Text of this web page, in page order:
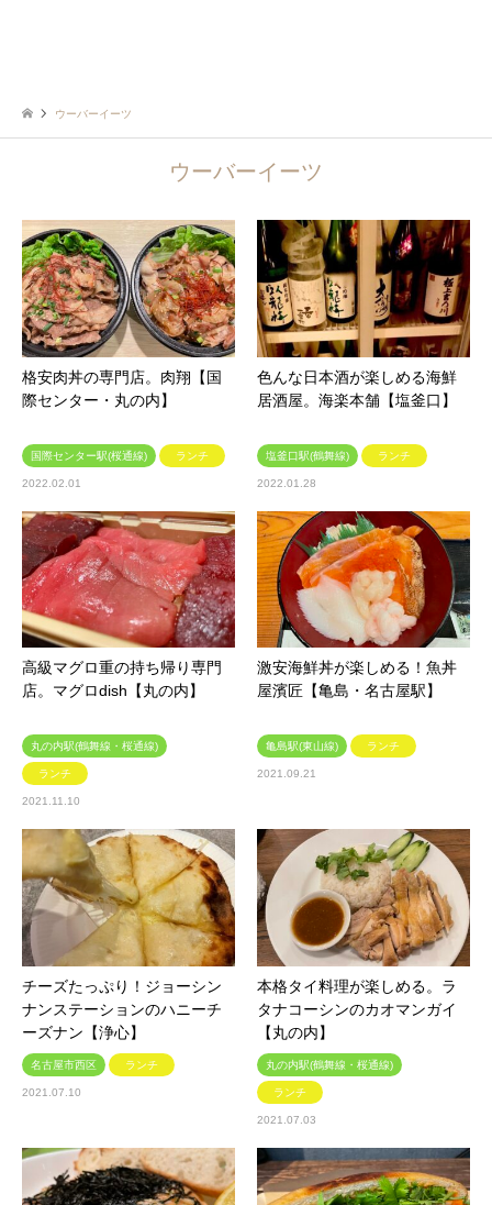
ウーバーイーツ
ウーバーイーツ
格安肉丼の専門店。肉翔【国
際センター・丸の内】
国際センター駅(桜通線) ランチ
2022.02.01
色んな日本酒が楽しめる海鮮
居酒屋。海楽本舗【塩釜口】
塩釜口駅(鶴舞線) ランチ
2022.01.28
高級マグロ重の持ち帰り専門
店。マグロdish【丸の内】
丸の内駅(鶴舞線・桜通線)
ランチ
2021.11.10
激安海鮮丼が楽しめる！魚丼
屋濱匠【亀島・名古屋駅】
亀島駅(東山線) ランチ
2021.09.21
チーズたっぷり！ジョーシン
ナンステーションのハニーチ
ーズナン【浄心】
名古屋市西区 ランチ
2021.07.10
本格タイ料理が楽しめる。ラ
タナコーシンのカオマンガイ
【丸の内】
丸の内駅(鶴舞線・桜通線)
ランチ
2021.07.03